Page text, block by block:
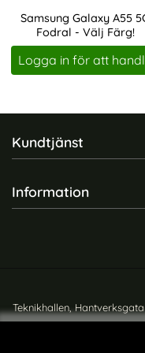
Samsung Galaxy A55
Fodral - Välj Färg!
Art. nr 230627
Logga in för att
Sidfot Blandad
Kundtjänst
Information
Teknikhallen,